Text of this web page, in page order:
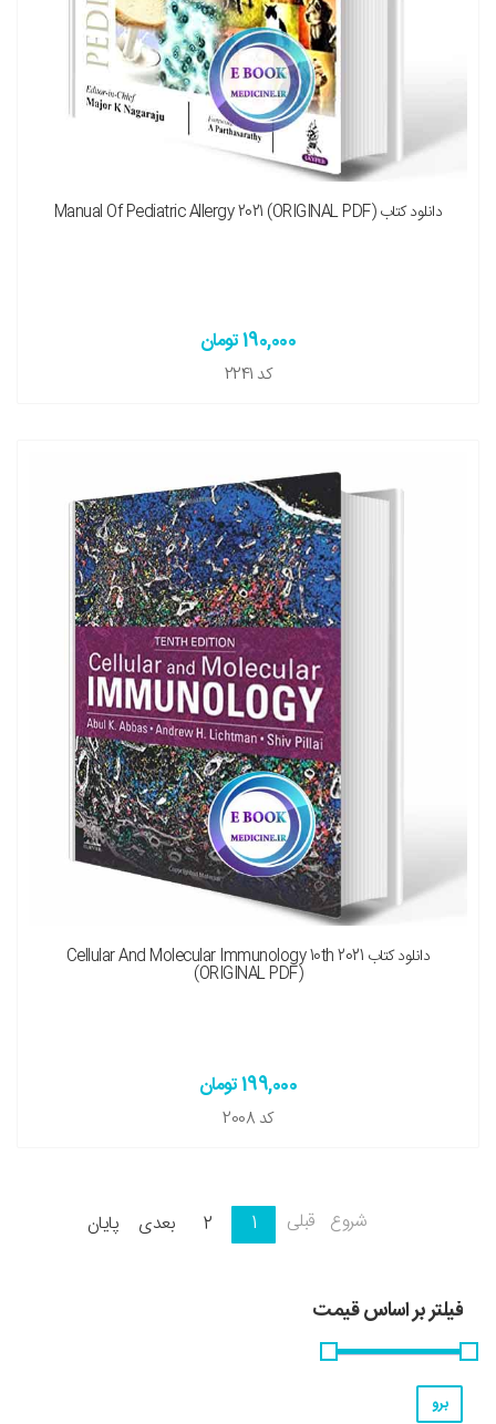
دانلود کتاب Manual Of Pediatric Allergy 2021 (ORIGINAL PDF)
190,000 تومان
کد 2241
دانلود کتاب Cellular And Molecular Immunology 10th 2021
(ORIGINAL PDF)
199,000 تومان
کد 2008
شروع قبلی 1
2 بعدی پایان
فیلتر بر اساس قیمت